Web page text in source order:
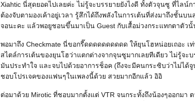
Xiahtic นี่สุดยอดไปเลยค่ะ ไม่รู้จะบรรยายยังไงดี ทั้งตัวจุนซู ที่ไลน์
ต้องจับตามองเค้าอยู่เวลา รู้สึกได้ถึงพลังในการเต้นที่ส่งมาถึงชั้นบ
จอนะคะ แล้วพอยูชอนขึ้นมาเป็น Guest กับเสื้อม่วงกระแทกตาตัว
พอมาถึง Checkmate นี่ขอกรี๊ดดดดดดดดดด ให้ยุนโฮหน่อยเถอะ เท่
สไตล์การเต้นของยุนโฮว่าแตกต่างจากจุนซูมากเลยทีเดียว ไม่รู้จะ
มันประทำใจ และจบไปด้วยอาการช็อค (ถึงจะมีคนกระซิบว่าไม่ได้จู
ชอบโปรเจคของแฟนๆในเพลงนี้ด้วย สวยมากอีกแล้ว อิอิ
ต่อมาด้วย Mirotic ที่ชอบมากตั้งแต่ VTR จนกระทั้งถึงน้องๆออกมา